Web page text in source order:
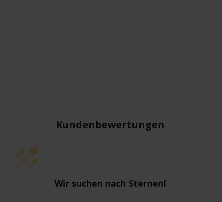
Kundenbewertungen
Wir suchen nach Sternen!